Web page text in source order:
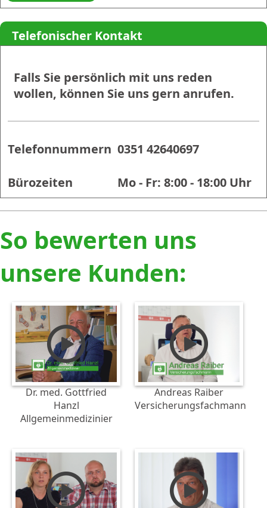
Telefonischer Kontakt
Falls Sie persönlich mit uns reden
wollen, können Sie uns gern anrufen.
Telefonnummern 0351 42640697
Bürozeiten Mo - Fr: 8:00 - 18:00 Uhr
So bewerten uns
unsere Kunden:
Dr. med. Gottfried
Hanzl
Allgemeinmedizinier
Andreas Raiber
Versicherungsfachmann